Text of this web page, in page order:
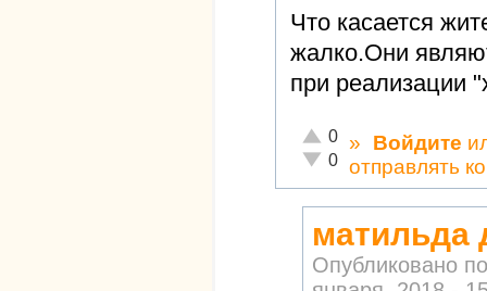
Что касается
жалко.Они
при реализации
Отлично!
0
Неадекватно!
0
» Войдите
отправлять
матильда
Опубликовано